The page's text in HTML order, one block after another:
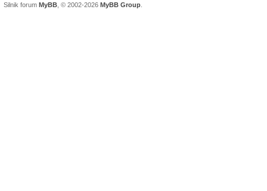
Silnik forum MyBB , © 2002-2026 MyBB Group